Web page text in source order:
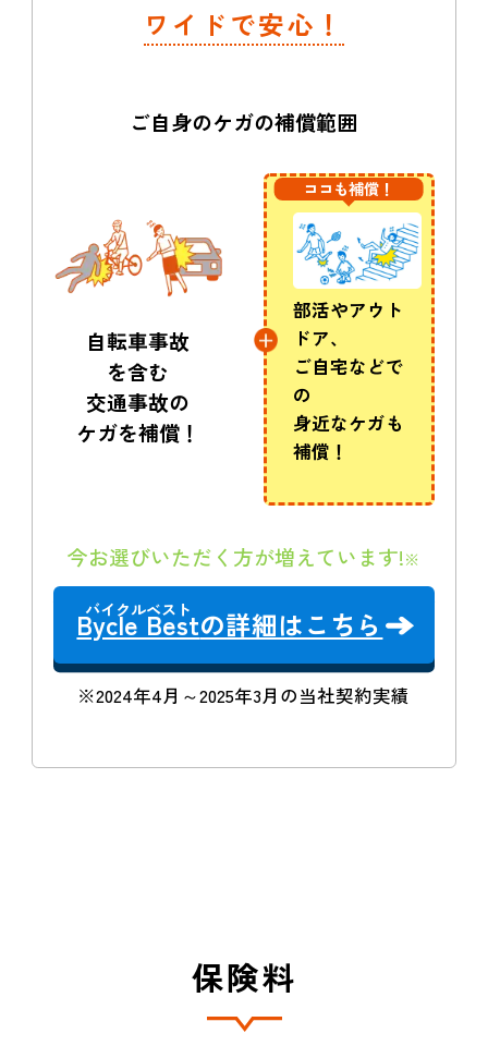
ワイドで安心！
ご自身のケガの補償範囲
自転車事故
を含む
交通事故の
ケガを補償！
ココも補償！
部活やアウト
ドア、
ご自宅などで
の
身近なケガも
補償！
今お選びいただく方が増えています!※
Bycle Bestの詳細はこちら
※2024年4月～2025年3月の当社契約実績
保険料